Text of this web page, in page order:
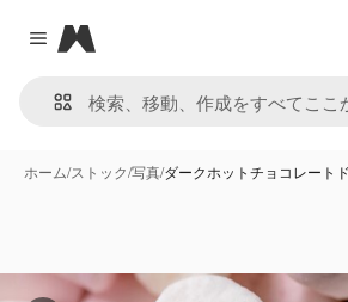
Close menu
Magnific
ホーム/ストック/写真/ダークホットチョコレート